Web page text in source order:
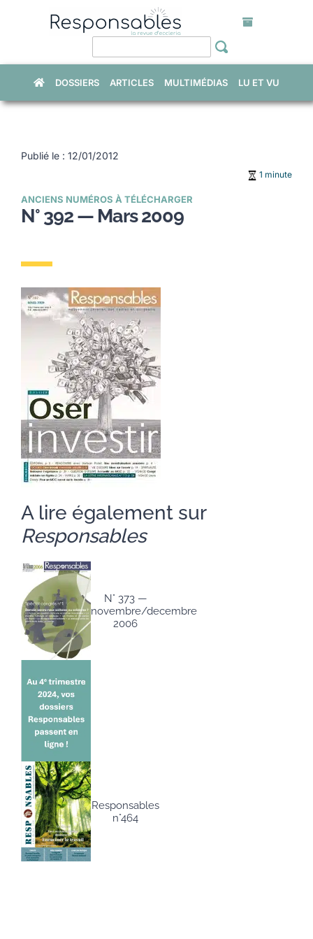
DOSSIERS ARTICLES MULTIMÉDIAS LU ET VU
Publié le : 12/01/2012
1 minute
ANCIENS NUMÉROS À TÉLÉCHARGER
N° 392 — Mars 2009
A lire également sur
Responsables
N° 373 —
novembre/decembre
2006
Responsables
n°464